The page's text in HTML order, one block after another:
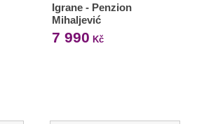
Igrane - Penzion
Mihaljević
7 990 Kč